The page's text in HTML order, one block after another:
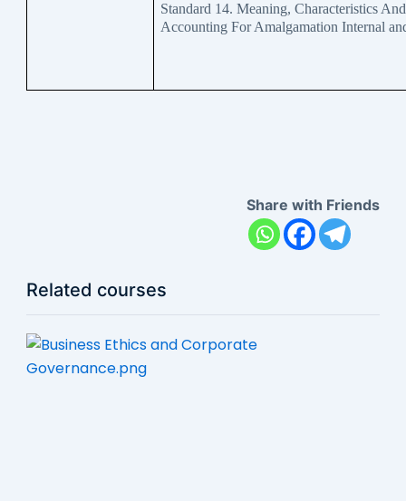
Standard 14. Meaning, Characteristics
Accounting For Amalgamation Internal
Share with Friends
Related courses